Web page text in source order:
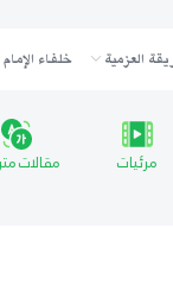
العزمية خلفاء الإمام
مرئيات مقالات